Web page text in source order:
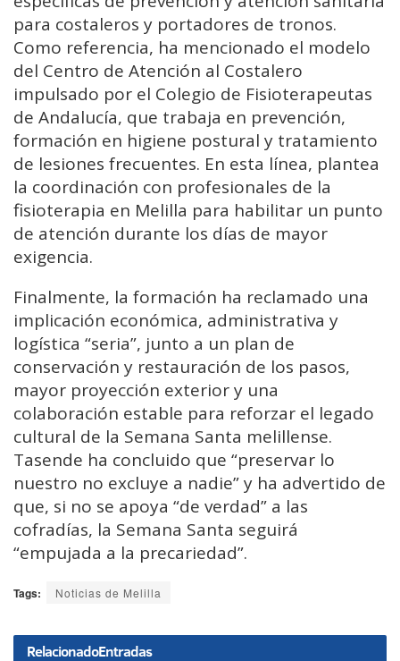
para costaleros y portadores de tronos.
Como referencia, ha mencionado el modelo
del Centro de Atención al Costalero
impulsado por el Colegio de Fisioterapeutas
de Andalucía, que trabaja en prevención,
formación en higiene postural y tratamiento
de lesiones frecuentes. En esta línea, plantea
la coordinación con profesionales de la
fisioterapia en Melilla para habilitar un punto
de atención durante los días de mayor
exigencia.
Finalmente, la formación ha reclamado una
implicación económica, administrativa y
logística “seria”, junto a un plan de
conservación y restauración de los pasos,
mayor proyección exterior y una
colaboración estable para reforzar el legado
cultural de la Semana Santa melillense.
Tasende ha concluido que “preservar lo
nuestro no excluye a nadie” y ha advertido de
que, si no se apoya “de verdad” a las
cofradías, la Semana Santa seguirá
“empujada a la precariedad”.
Tags: Noticias de Melilla
RelacionadoEntradas